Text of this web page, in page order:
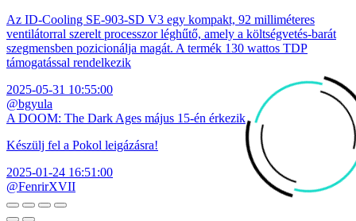
Az ID-Cooling SE-903-SD V3 egy kompakt, 92 milliméteres
ventilátorral szerelt processzor léghűtő, amely a költségvetés-barát
szegmensben pozicionálja magát. A termék 130 wattos TDP
támogatással rendelkezik
2025-05-31 10:55:00
@bgyula
A DOOM: The Dark Ages május 15-én érkezik
Készülj fel a Pokol leigázásra!
2025-01-24 16:51:00
@FenrirXVII